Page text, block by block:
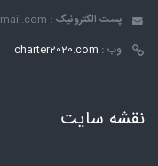
پست الکترونیک :
وب : charter2020.com
نقشه سایت